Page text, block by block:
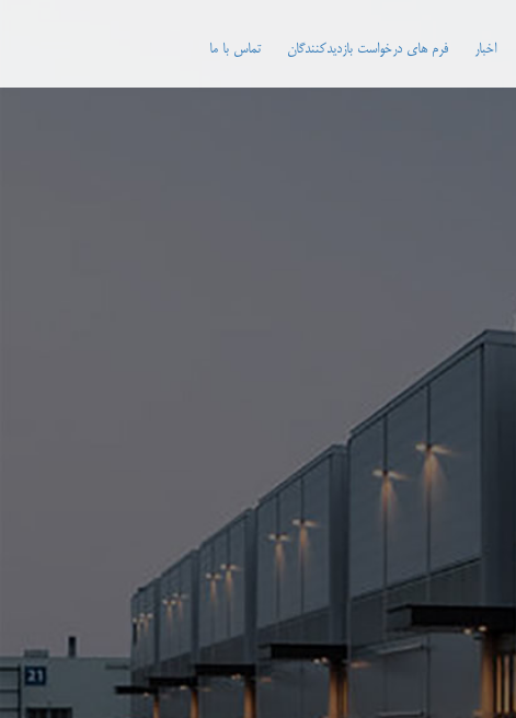
اخبار فرم های درخواست بازدیدکنندگان تماس با ما